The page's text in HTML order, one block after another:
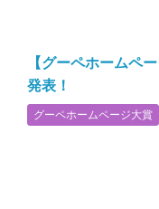
【グーペホームペ
発表！
グーペホームページ大賞